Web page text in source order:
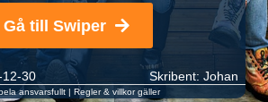
Gå till Swiper
ansvarsfullt | Regler & villkor gäller
30 Skribent: Johan